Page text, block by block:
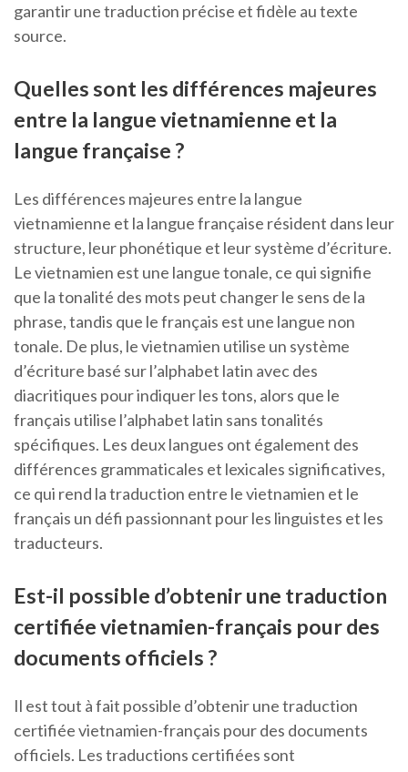
garantir une traduction précise et fidèle au texte
source.
Quelles sont les différences majeures
entre la langue vietnamienne et la
langue française ?
Les différences majeures entre la langue
vietnamienne et la langue française résident dans leur
structure, leur phonétique et leur système d’écriture.
Le vietnamien est une langue tonale, ce qui signifie
que la tonalité des mots peut changer le sens de la
phrase, tandis que le français est une langue non
tonale. De plus, le vietnamien utilise un système
d’écriture basé sur l’alphabet latin avec des
diacritiques pour indiquer les tons, alors que le
français utilise l’alphabet latin sans tonalités
spécifiques. Les deux langues ont également des
différences grammaticales et lexicales significatives,
ce qui rend la traduction entre le vietnamien et le
français un défi passionnant pour les linguistes et les
traducteurs.
Est-il possible d’obtenir une traduction
certifiée vietnamien-français pour des
documents officiels ?
Il est tout à fait possible d’obtenir une traduction
certifiée vietnamien-français pour des documents
officiels. Les traductions certifiées sont